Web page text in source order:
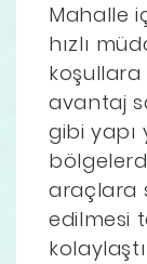
Mahalle
hızlı
koşullara
avantaj
gibi
araçlara
edilmesi